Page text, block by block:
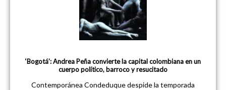
‘Bogotá’: Andrea Peña convierte la capital colombiana en un
cuerpo político, barroco y resucitado
Contemporánea Condeduque despide la temporada